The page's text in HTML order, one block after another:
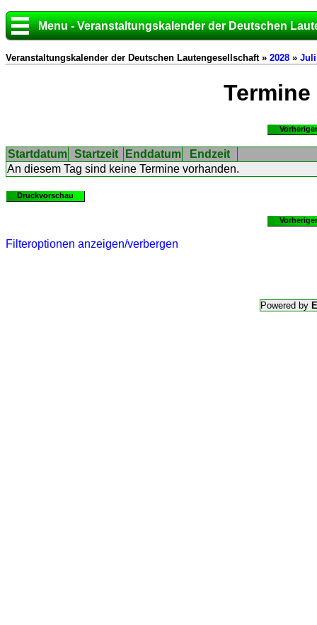
Menu - Veranstaltungskalender der Deutschen
Veranstaltungskalender der Deutschen Lautengesellschaft » 2028 » Juli
Termine
Startdatum Startzeit Enddatum
Endzeit
An diesem Tag sind keine Termine vorhanden.
Druckvorschau
Filteroptionen anzeigen/verbergen
Powered by